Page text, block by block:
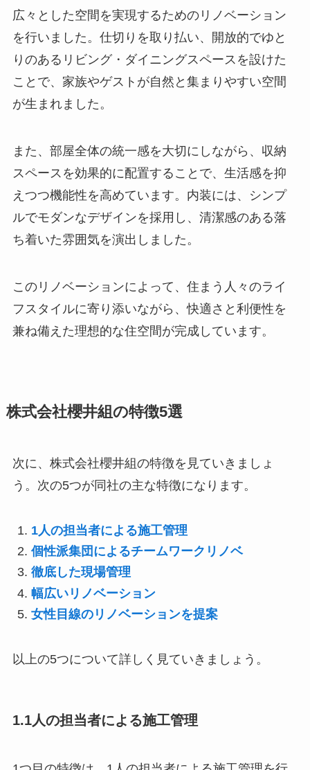
広々とした空間を実現するためのリノベーション
を行いました。仕切りを取り払い、開放的でゆと
りのあるリビング・ダイニングスペースを設けた
ことで、家族やゲストが自然と集まりやすい空間
が生まれました。
また、部屋全体の統一感を大切にしながら、収納
スペースを効果的に配置することで、生活感を抑
えつつ機能性を高めています。内装には、シンプ
ルでモダンなデザインを採用し、清潔感のある落
ち着いた雰囲気を演出しました。
このリノベーションによって、住まう人々のライ
フスタイルに寄り添いながら、快適さと利便性を
兼ね備えた理想的な住空間が完成しています。
株式会社櫻井組の特徴5選
次に、株式会社櫻井組の特徴を見ていきましょ
う。次の5つが同社の主な特徴になります。
1人の担当者による施工管理
個性派集団によるチームワークリノベ
徹底した現場管理
幅広いリノベーション
女性目線のリノベーションを提案
以上の5つについて詳しく見ていきましょう。
1.1人の担当者による施工管理